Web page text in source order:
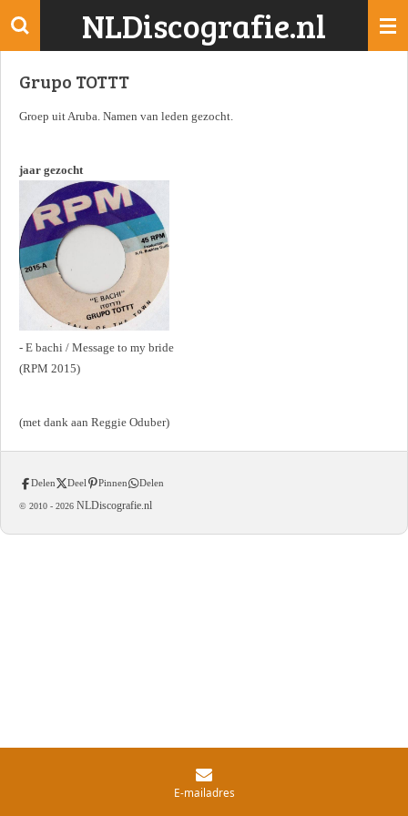
Ga
de
NLDiscografie.nl
Grupo TOTTT
Groep uit Aruba. Namen van leden gezocht.
jaar gezocht
- E bachi / Message to my bride
(RPM 2015)
(met dank aan Reggie Oduber)
Delen Deel Pinnen Delen
© 2010 - 2026 NLDiscografie.nl
E-mailadres